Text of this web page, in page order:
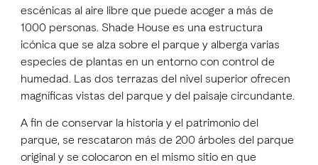
escénicas al aire libre que puede acoger a más de
1000 personas. Shade House es una estructura
icónica que se alza sobre el parque y alberga varias
especies de plantas en un entorno con control de
humedad. Las dos terrazas del nivel superior ofrecen
magníficas vistas del parque y del paisaje circundante.
A fin de conservar la historia y el patrimonio del
parque, se rescataron más de 200 árboles del parque
original y se colocaron en el mismo sitio en que